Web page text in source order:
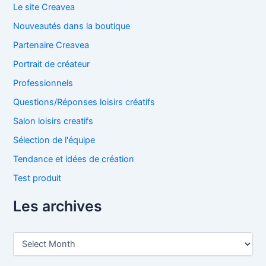
Le site Creavea
Nouveautés dans la boutique
Partenaire Creavea
Portrait de créateur
Professionnels
Questions/Réponses loisirs créatifs
Salon loisirs creatifs
Sélection de l'équipe
Tendance et idées de création
Test produit
Les archives
L